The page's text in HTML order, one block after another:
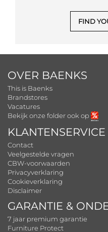
FIND
OVER BAENKS
This is Baenks
Brandstores
Vacatures
Bekijk onze folder ook op
KLANTENSERVICE
Contact
Veelgestelde vragen
CBW-voorwaarden
Privacyverklaring
Cookieverklaring
Disclaimer
GARANTIE &
7 jaar premium garantie
Furniture Protect